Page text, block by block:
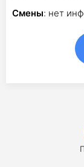
Смены: нет